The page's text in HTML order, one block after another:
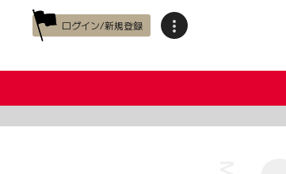
ログイン/新規登録